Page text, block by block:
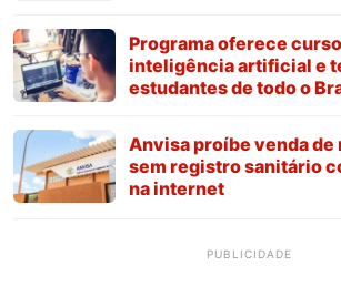
Programa oferece
inteligência artificial e
estudantes de todo o
Anvisa proíbe venda de
sem registro sanitário
na internet
PUBLICIDADE